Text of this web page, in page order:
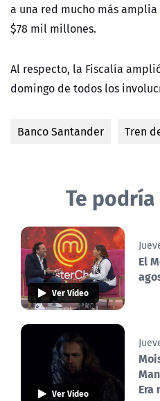
a una red mucho más
$78 mil millones.
Al respecto, la Fiscalía
domingo de todos los
Banco Santander Tren
Te
Ver Video
El
Ver Video
Era